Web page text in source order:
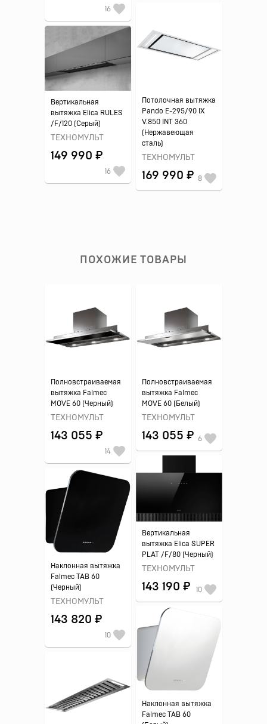
16
Потолочная вытяжка
Pando E-295/90 IX
V.850 INT 360
(Нержавеющая
сталь)
ТЕХНОМУЛЬТ
169 990 ₽ 8
Вертикальная
вытяжка Elica RULES
/F/120 (Серый)
ТЕХНОМУЛЬТ
149 990 ₽
16
ПОХОЖИЕ ТОВАРЫ
Полновстраиваемая
вытяжка Falmec
MOVE 60 (Черный)
ТЕХНОМУЛЬТ
143 055 ₽
14
Полновстраиваемая
вытяжка Falmec
MOVE 60 (Белый)
ТЕХНОМУЛЬТ
143 055 ₽ 6
Вертикальная
вытяжка Elica SUPER
PLAT /F/80 (Черный)
ТЕХНОМУЛЬТ
143 190 ₽ 10
Наклонная вытяжка
Falmec TAB 60
(Черный)
ТЕХНОМУЛЬТ
143 820 ₽
10
Наклонная вытяжка
Falmec TAB 60